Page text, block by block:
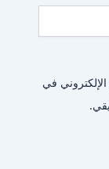
في